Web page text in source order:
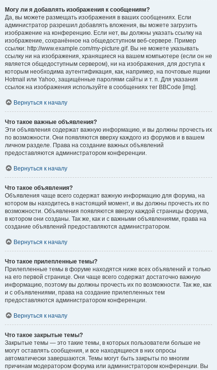
Могу ли я добавлять изображения к сообщениям?
Да, вы можете размещать изображения в ваших сообщениях. Если
администратор разрешил добавлять вложения, вы можете загрузить
изображение на конференцию. Если нет, вы должны указать ссылку на
изображение, сохранённое на общедоступном веб-сервере. Пример
ссылки: http://www.example.com/my-picture.gif. Вы не можете указывать
ссылку ни на изображения, хранящиеся на вашем компьютере (если он не
является общедоступным сервером), ни на изображения, для доступа к
которым необходима аутентификация, как, например, на почтовые ящики
Hotmail или Yahoo, защищённые паролями сайты и т. п. Для указания
ссылок на изображения используйте в сообщениях тег BBCode [img].
Вернуться к началу
Что такое важные объявления?
Эти объявления содержат важную информацию, и вы должны прочесть их
по возможности. Они появляются вверху каждого из форумов и в вашем
личном разделе. Права на создание важных объявлений
предоставляются администратором конференции.
Вернуться к началу
Что такое объявления?
Объявления чаще всего содержат важную информацию для форума, на
котором вы находитесь в настоящий момент, и вы должны прочесть их по
возможности. Объявления появляются вверху каждой страницы форума,
в котором они созданы. Так же, как и с важными объявлениями, права на
создание объявлений предоставляются администратором.
Вернуться к началу
Что такое прилепленные темы?
Прилепленные темы в форуме находятся ниже всех объявлений и только
на его первой странице. Они чаще всего содержат достаточно важную
информацию, поэтому вы должны прочесть их по возможности. Так же, как
и с объявлениями, права на создание прилепленных тем
предоставляются администратором конференции.
Вернуться к началу
Что такое закрытые темы?
Закрытые темы — это такие темы, в которых пользователи больше не
могут оставлять сообщения, и все находящиеся в них опросы
автоматически завершаются. Темы могут быть закрыты по многим
причинам модератором форума или администратором конференции. Вы